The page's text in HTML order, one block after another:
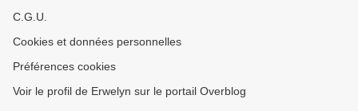
C.G.U.
Cookies et données personnelles
Préférences cookies
Voir le profil de Erwelyn sur le portail Overblog